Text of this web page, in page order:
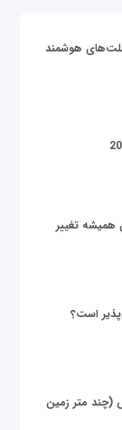
هوشمند
همیشه تغییر
است؟
(چند متر زمین